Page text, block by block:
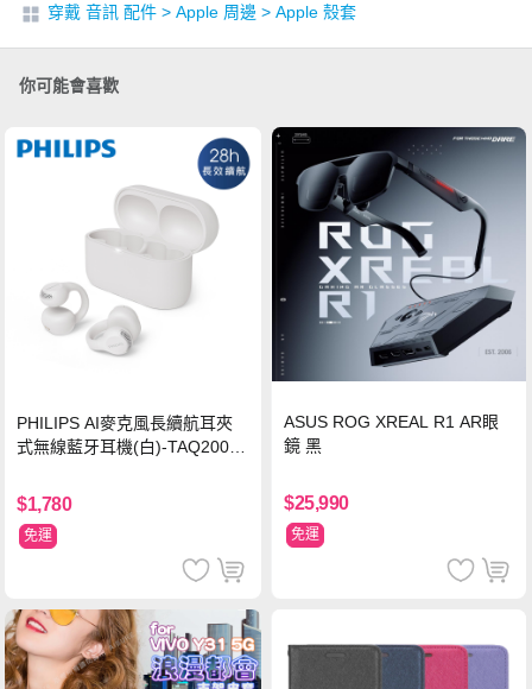
穿戴 音訊 配件 > Apple 周邊 > Apple 殼套
你可能會喜歡
PHILIPS AI麥克風長續航耳夾
式無線藍牙耳機(白)-TAQ2000
$1,780
免運
ASUS ROG XREAL R1 AR眼
鏡 黑
$25,990
免運